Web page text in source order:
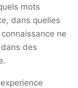
mots
dans quelles
ne
des